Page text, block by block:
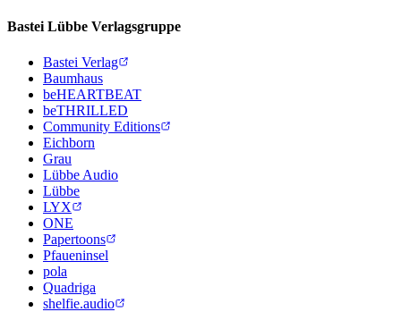
Bastei Lübbe Verlagsgruppe
Bastei Verlag
Baumhaus
beHEARTBEAT
beTHRILLED
Community Editions
Eichborn
Grau
Lübbe Audio
Lübbe
LYX
ONE
Papertoons
Pfaueninsel
pola
Quadriga
shelfie.audio